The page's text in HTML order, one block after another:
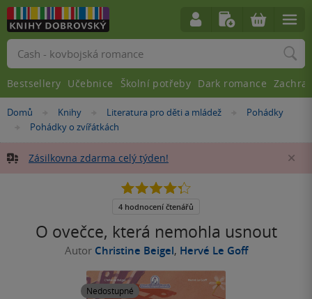
Nacházíte
Domů »Knihy »Literatura pro děti a mládež »Pohádky
»Pohádky o zvířátkách
Zásilkovna zdarma celý týden!
O ovečce, která nemohla usnout
Autor Christine Beigel, Hervé Le Goff
Nedostupné
4.3
5
4 hodnocení čtenářů
Vyhledávání
Bestsellery Učebnice Školní potřeby Dark romance